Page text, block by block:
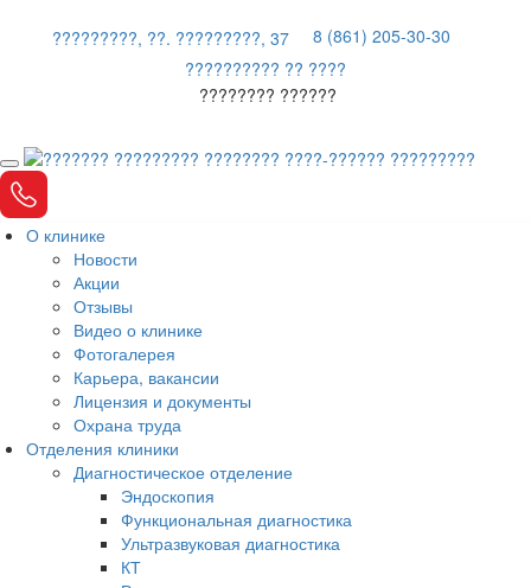
?????????, ??. ?????????, 37
8 (861) 205-30-30
?????????? ?? ????
???????? ??????
О клинике
Новости
Акции
Отзывы
Видео о клинике
Фотогалерея
Карьера, вакансии
Лицензия и документы
Охрана труда
Отделения клиники
Диагностическое отделение
Эндоскопия
Функциональная диагностика
Ультразвуковая диагностика
КТ